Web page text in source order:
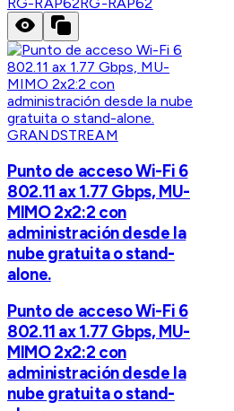
GRANDSTREAM
Punto de acceso Wi-Fi 6
802.11 ax 1.77 Gbps, MU-
MIMO 2x2:2 con
administración desde la
nube gratuita o stand-
alone.
Punto de acceso Wi-Fi 6
802.11 ax 1.77 Gbps, MU-
MIMO 2x2:2 con
administración desde la
nube gratuita o stand-